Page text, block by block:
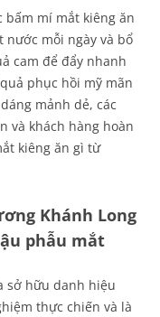
bấm mí mắt kiêng ăn
mỗi ngày và bổ
cam để đẩy nhanh
phục hồi mỹ mãn
mảnh dẻ, các
và khách hàng hoàn
kiêng ăn gì từ
Khánh Long
phẫu mắt
sở hữu danh hiệu
thực chiến và là